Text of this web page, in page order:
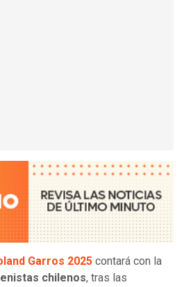
Garros 2025 contará con la
chilenos, tras las